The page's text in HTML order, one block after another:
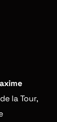
la Tour,